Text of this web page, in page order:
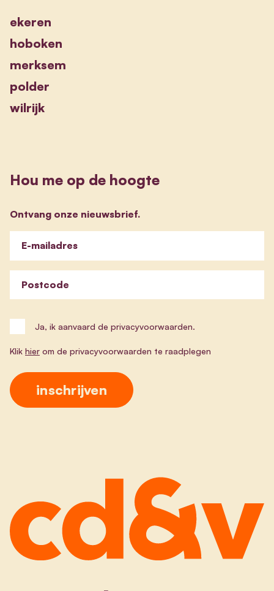
ekeren
hoboken
merksem
polder
wilrijk
Hou me op de hoogte
Ontvang onze nieuwsbrief.
E-mailadres
Postcode
Ja, ik aanvaard de privacyvoorwaarden.
Klik hier om de privacyvoorwaarden te raadplegen